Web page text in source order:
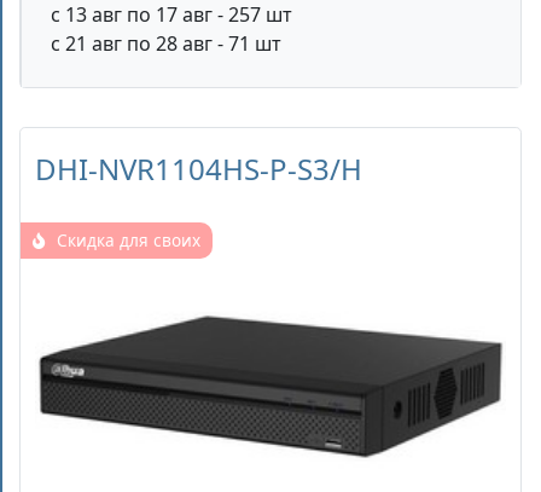
с 13 авг по 17 авг - 257 шт
с 21 авг по 28 авг - 71 шт
DHI-NVR1104HS-P-S3/H
Скидка для своих